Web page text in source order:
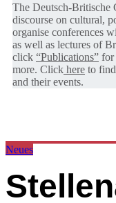
The Deutsch-Britische
discourse on cultural,
organise conferences
as well as lectures of
click “Publications” for
more. Click here to
and their events.
Neues